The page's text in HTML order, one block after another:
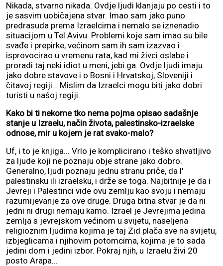
Nikada, stvarno nikada. Ovdje ljudi klanjaju po cesti i to
je sasvim uobičajena stvar. Imao sam jako puno
predrasuda prema Izraelcima i nemalo se iznenadio
situacijom u Tel Avivu. Problemi koje sam imao su bile
svađe i prepirke, većinom sam ih sam izazvao i
isprovocirao u vremenu rata, kad mi živci oslabe i
proradi taj neki idiot u meni, jebi ga. Ovdje ljudi imaju
jako dobre stavove i o Bosni i Hrvatskoj, Sloveniji i
čitavoj regiji… Mislim da Izraelci mogu biti jako dobri
turisti u našoj regiji.
Kako bi ti nekome tko nema pojma opisao sadašnje
stanje u Izraelu, način života, palestinsko-izraelske
odnose, mir u kojem je rat svako-malo?
Uf, i to je knjiga... Vrlo je komplicirano i teško shvatljivo
za ljude koji ne poznaju obje strane jako dobro.
Generalno, ljudi poznaju jednu stranu priče, da l'
palestinsku ili izraelsku, i drže se toga. Najbitnije je da i
Jevreji i Palestinci vide ovu zemlju kao svoju i nemaju
razumijevanje za ove druge. Druga bitna stvar je da ni
jedni ni drugi nemaju kamo. Izrael je Jevrejima jedina
zemlja s jevrejskom većinom u svijetu, naseljena
religioznim ljudima kojima je taj Zid plača sve na svijetu,
izbjeglicama i njihovim potomcima, kojima je to sada
jedini dom i jedini izbor. Pokraj njih, u Izraelu živi 20
posto Arapa…